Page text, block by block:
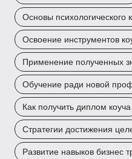
Основы психологического
Освоение инструментов
Применение полученных
Обучение ради новой
Как получить диплом коуча
Стратегии достижения
Развитие навыков бизнес